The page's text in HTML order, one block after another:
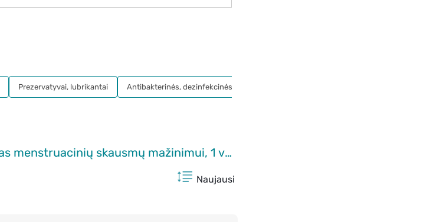
Atsiliepimai FEMILOR, MENSTRUAL CARE PATCH, šildantis pleistras menstruacinių skausmų mažinimui, 1 vnt.
Naujausi
Prezervatyvai, lubrikantai Antibakterinės, dezinfekcinės priemonės